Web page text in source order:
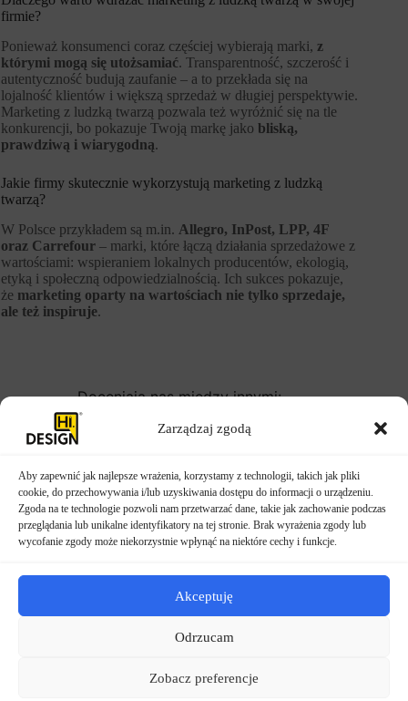
Zarządzaj zgodą
Aby zapewnić jak najlepsze wrażenia, korzystamy z technologii, takich jak pliki
cookie, do przechowywania i/lub uzyskiwania dostępu do informacji o urządzeniu.
Zgoda na te technologie pozwoli nam przetwarzać dane, takie jak zachowanie podczas
przeglądania lub unikalne identyfikatory na tej stronie. Brak wyrażenia zgody lub
wycofanie zgody może niekorzystnie wpłynąć na niektóre cechy i funkcje.
Akceptuję
Odrzucam
Zobacz preferencje
firmie?
Ponieważ konsumenci coraz częściej wybierają marki, z
którymi mogą się utożsamiać. Transparentność, szczerość i
autentyczność budują zaufanie – a to przekłada się na
lojalność klientów i większą sprzedaż w długiej perspektywie.
Marketing z ludzką twarzą pozwala też wyróżnić się na tle
konkurencji, bo pokazuje Twoją markę jako bliską,
prawdziwą i wiarygodną.
Jakie firmy skutecznie wykorzystują marketing z ludzką
twarzą?
W Polsce przykładem są m.in. Allegro, InPost, LPP, 4F
oraz Carrefour – marki, które łączą działania sprzedażowe z
wartościami: wspieraniem lokalnych producentów, ekologią,
etyką i społeczną odpowiedzialnością. Ich sukces pokazuje,
że marketing oparty na wartościach nie tylko sprzedaje,
ale też inspiruje.
Doceniają nas między innymi:
POPRZEDNI NASTĘPNY